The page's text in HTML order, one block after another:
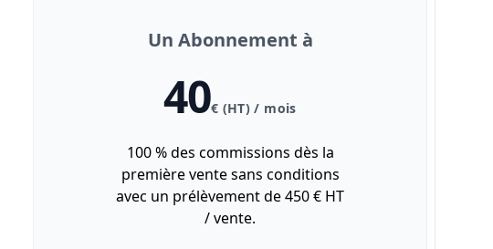
Un Abonnement à
40€ (HT) / mois
100 % des commissions dès la
première vente sans conditions
avec un prélèvement de 450 € HT
/ vente.